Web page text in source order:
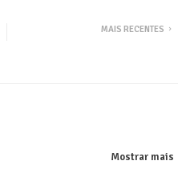
MAIS RECENTES
Mostrar mais